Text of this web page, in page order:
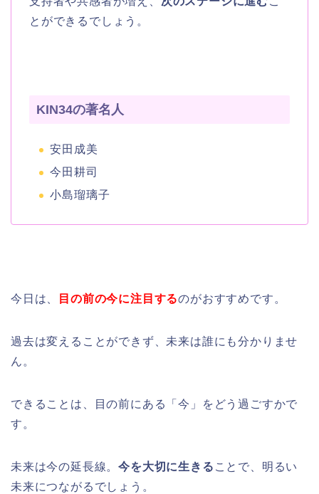
とができるでしょう。
KIN34の著名人
安田成美
今田耕司
小島瑠璃子
今日は、 目の前の今に注目するのがおすすめです。
過去は変えることができず、未来は誰にも分かりませ
ん。
できることは、目の前にある「今」をどう過ごすかで
す。
未来は今の延長線。今を大切に生きる ことで、明るい
未来につながるでしょう。